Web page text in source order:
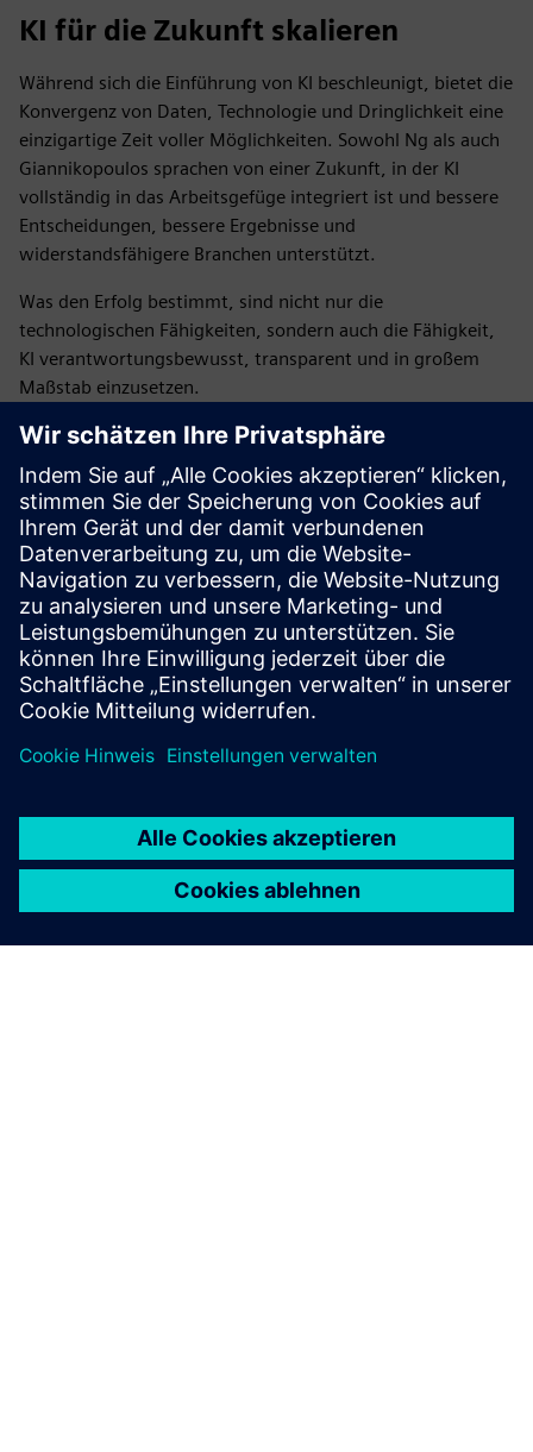
KI für die Zukunft skalieren
Während sich die Einführung von KI beschleunigt, bietet die
Konvergenz von Daten, Technologie und Dringlichkeit eine
einzigartige Zeit voller Möglichkeiten. Sowohl Ng als auch
Giannikopoulos sprachen von einer Zukunft, in der KI
vollständig in das Arbeitsgefüge integriert ist und bessere
Entscheidungen, bessere Ergebnisse und
widerstandsfähigere Branchen unterstützt.
Was den Erfolg bestimmt, sind nicht nur die
technologischen Fähigkeiten, sondern auch die Fähigkeit,
KI verantwortungsbewusst, transparent und in großem
Maßstab einzusetzen.
Der Weg in die Zukunft ist klar: Vertrauen aufbauen, Daten
verbinden und sich auf die Erweiterung der menschlichen
Expertise konzentrieren. Wenn diese Grundlagen
geschaffen sind, kann KI ihr Versprechen einlösen — die Art
und Weise, wie wir Patienten versorgen, verändern,
kritische Infrastrukturen aufbauen und einige der
komplexesten Herausforderungen unserer Zeit lösen.
Veröffentlicht: 16. Juni 2026